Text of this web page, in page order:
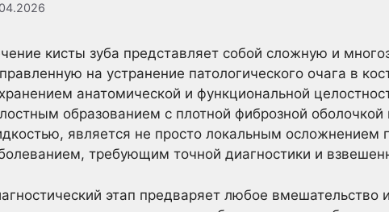
кисты зуба представляет собой сложную и
на устранение патологического очага в
анатомической и функциональной
образованием с плотной фиброзной
является не просто локальным осложнением
требующим точной диагностики и
этап предваряет любое